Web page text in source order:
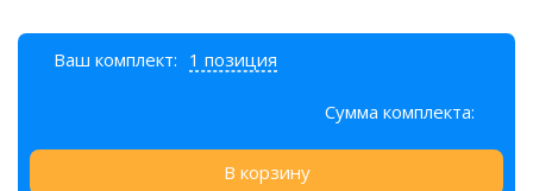
Ваш комплект: 1 позиция
Сумма комплекта:
В корзину